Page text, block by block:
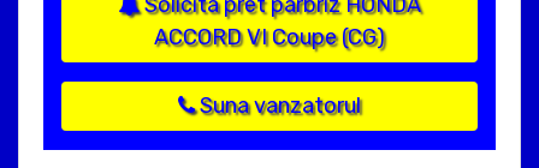
ACCORD VI Coupe (CG)
Suna vanzatorul